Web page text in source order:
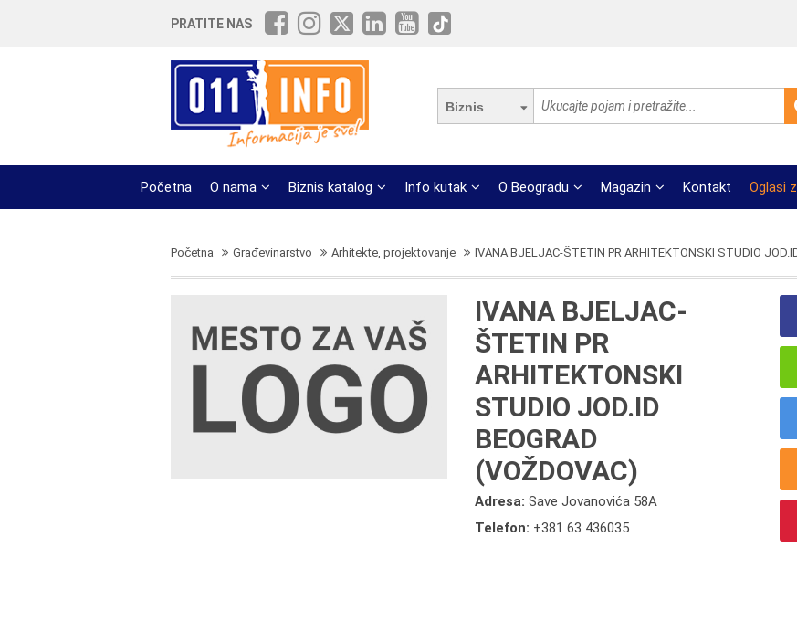
PRATITE NAS
Biznis
Početna O nama Biznis katalog Info kutak O Beogradu Magazin Kontakt Oglasi
Početna Građevinarstvo Arhitekte, projektovanje IVANA BJELJAC-ŠTETIN PR ARHITEKTONSKI STUDIO
IVANA BJELJAC-
ŠTETIN PR
ARHITEKTONSKI
STUDIO JOD.ID
BEOGRAD
(VOŽDOVAC)
Adresa:Save Jovanovića 58A
Telefon: +381 63 436035